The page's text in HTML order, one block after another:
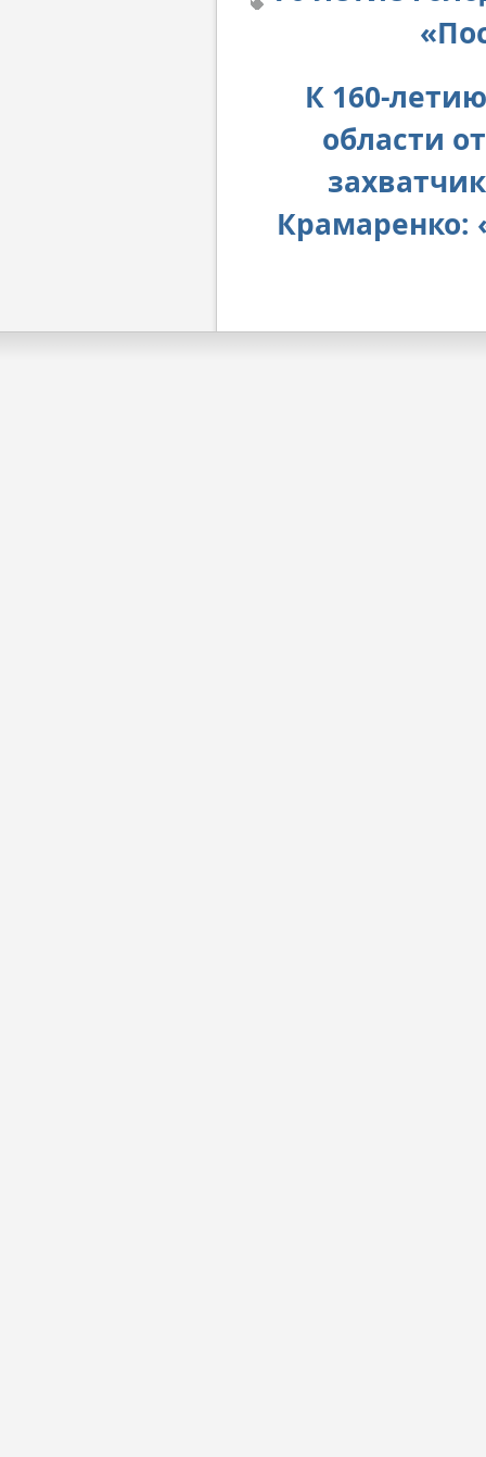
К 160-
области
Крамаренко: